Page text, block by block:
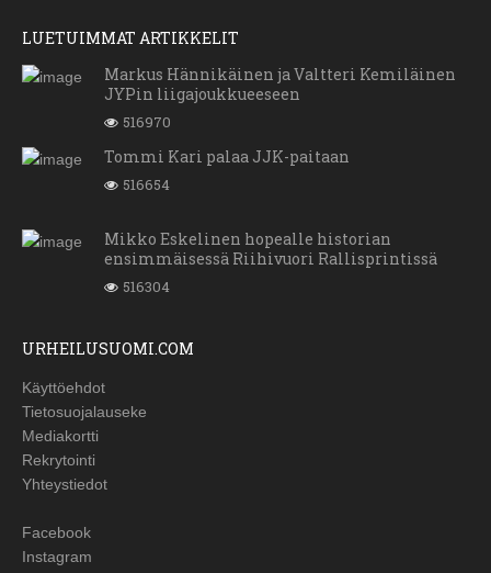
LUETUIMMAT ARTIKKELIT
Markus Hännikäinen ja Valtteri Kemiläinen
JYPin liigajoukkueeseen
516970
Tommi Kari palaa JJK-paitaan
516654
Mikko Eskelinen hopealle historian
ensimmäisessä Riihivuori Rallisprintissä
516304
URHEILUSUOMI.COM
Käyttöehdot
Tietosuojalauseke
Mediakortti
Rekrytointi
Yhteystiedot
Facebook
Instagram